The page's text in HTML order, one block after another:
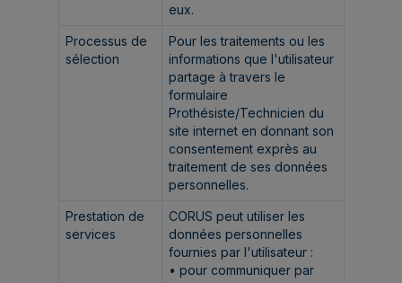
eux.
Processus de
sélection
Pour les traitements ou les
informations que l'utilisateur
partage à travers le
formulaire
Prothésiste/Technicien du
site internet en donnant son
consentement exprès au
traitement de ses données
personnelles.
Prestation de
services
CORUS peut utiliser les
données personnelles
fournies par l'utilisateur :
• pour communiquer par